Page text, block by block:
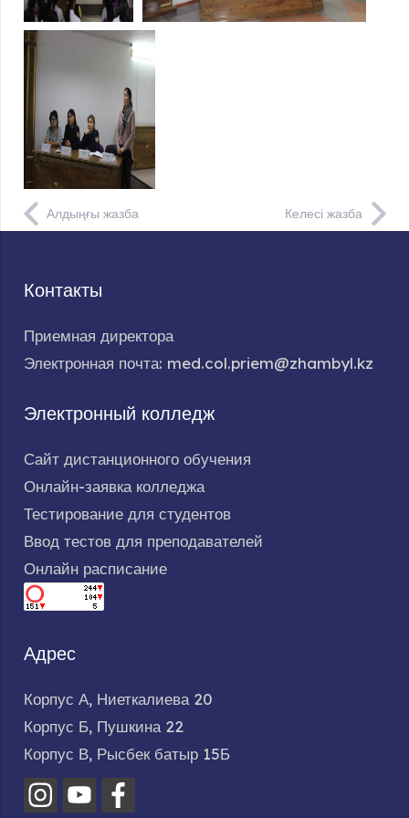
Алдыңғы жазба Келесі жазба
Контакты
Приемная директора
Электронная почта: med.col.priem@zhambyl.kz
Электронный колледж
Сайт дистанционного обучения
Онлайн-заявка колледжа
Тестирование для студентов
Ввод тестов для преподавателей
Онлайн расписание
Адрес
Корпус А, Ниеткалиева 20
Корпус Б, Пушкина 22
Корпус В, Рысбек батыр 15Б